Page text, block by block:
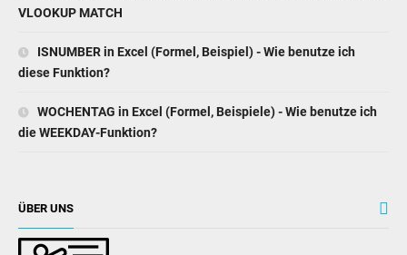
VLOOKUP MATCH
ISNUMBER in Excel (Formel, Beispiel) - Wie benutze ich
diese Funktion?
WOCHENTAG in Excel (Formel, Beispiele) - Wie benutze ich
die WEEKDAY-Funktion?
ÜBER UNS